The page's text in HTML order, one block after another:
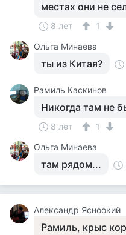
местах они не
8 лет
1
Ольга Минаева
ты из Китая?
Рамиль Каскинов
Никогда там не
8 лет
1
Ольга Минаева
там рядом...
Александр Ясноокий
Рамиль, крыс